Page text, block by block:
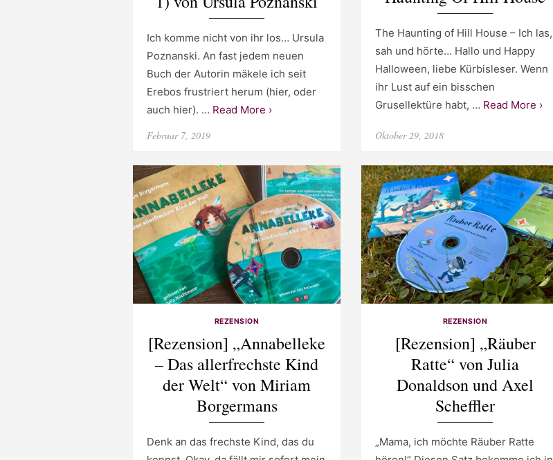
Ich komme nicht von ihr los… Ursula
Poznanski. An fast jedem neuen
Buch der Autorin mäkele ich seit
Erebos frustriert herum (hier, oder
auch hier). … Read More ›
Posted
Februar 7, 2019
The Haunting of Hill House – Ich las,
sah und hörte… Hallo und Happy
Halloween, liebe Kürbisleser. Wenn
ihr Lust auf ein bisschen
Grusellektüre habt, … Read More ›
Posted
Oktober 29, 2018
REZENSION
[Rezension] „Annabelleke
– Das allerfrechste Kind
der Welt“ von Miriam
Borgermans
Denk an das frechste Kind, das du
REZENSION
[Rezension] „Räuber
Ratte“ von Julia
Donaldson und Axel
Scheffler
„Mama, ich möchte Räuber Ratte